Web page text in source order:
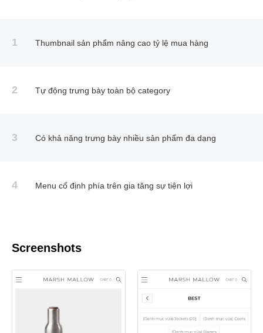
1 Thumbnail sản phẩm nâng cao tỷ lệ mua hàng
2 Tự động trưng bày toàn bộ category
3 Có khả năng trưng bày nhiều sản phẩm đa dạng
4 Menu cố định phía trên gia tăng sự tiện lợi
Screenshots